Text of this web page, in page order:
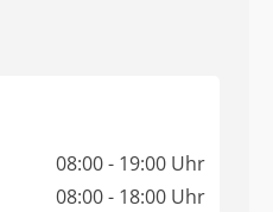
08:00 - 19:00 Uhr
08:00 - 18:00 Uhr